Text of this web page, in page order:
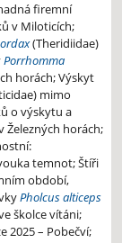
firemní
v Miloticích;
(Theridiidae)
Porrhomma
horách; Výskyt
mimo
o výskytu a
Železných horách;
temnot; Štíři
období,
Pholcus alticeps
školce vítáni;
2025 – Pobečví;